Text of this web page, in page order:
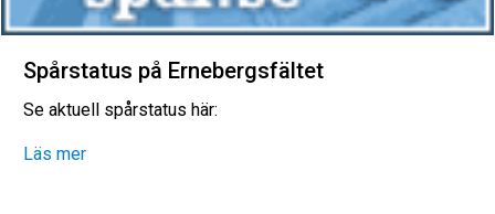
Spårstatus på Ernebergsfältet
Se aktuell spårstatus här:
Läs mer